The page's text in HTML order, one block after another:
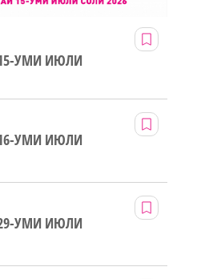
УМИ ИЮЛИ
УМИ ИЮЛИ
УМИ ИЮЛИ